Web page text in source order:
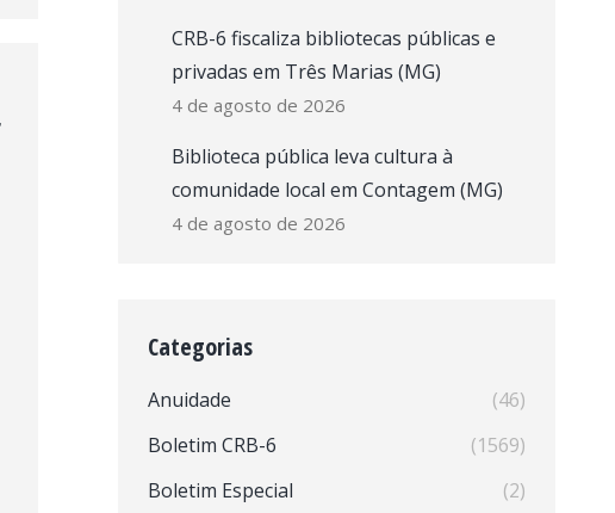
CRB-6 fiscaliza bibliotecas públicas e
privadas em Três Marias (MG)
4 de agosto de 2026
Biblioteca pública leva cultura à
comunidade local em Contagem (MG)
4 de agosto de 2026
Categorias
Anuidade
(46)
Boletim CRB-6
(1569)
Boletim Especial
(2)